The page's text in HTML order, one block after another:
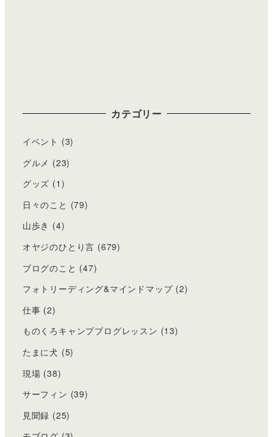
カテゴリー
イベント (3)
グルメ (23)
グッズ (1)
日々のこと (79)
山歩き (4)
オヤジのひとり言 (679)
ブログのこと (47)
フォトリーディング&マインドマップ(2)
仕事 (2)
ものくろキャンプブログレッスン (13)
たまに犬 (5)
現場 (38)
サーフィン (39)
見聞録 (25)